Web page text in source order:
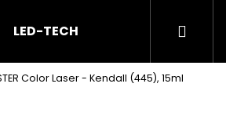
LED-TECH GEL BAREVNÉ
Color Laser - Kendall (445), 15ml